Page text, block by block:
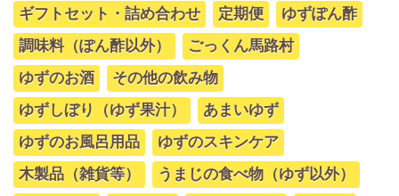
ギフトセット・詰め合わせ 定期便
ゆずぽん酢
調味料（ぽん酢以外）
ごっくん馬路村
ゆずのお酒
その他の飲み物
ゆずしぼり（ゆず果汁）
あまいゆず
ゆずのお風呂用品
ゆずのスキンケア
木製品（雑貨等）
うまじの食べ物（ゆず以外）